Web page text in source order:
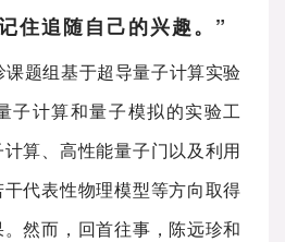
住追随自己的兴趣。”
题组基于超导量子计算实验
子计算和量子模拟的实验工
算、高性能量子门以及利用
代表性物理模型等方向取得
然而，回首往事，陈远珍和